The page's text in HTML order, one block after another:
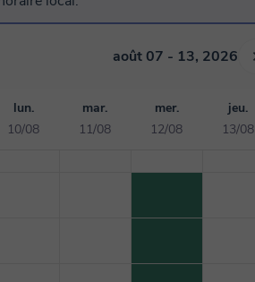
août 07 - 13, 2026
lun.
10/08
mar.
11/08
mer.
12/08
jeu.
13/08